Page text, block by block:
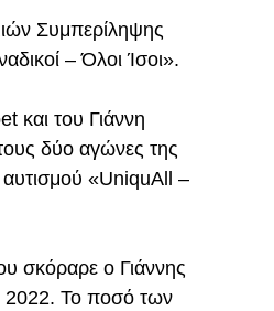
Συμπερίληψης
– Όλοι Ίσοι».
και του Γιάννη
δύο αγώνες της
αυτισμού «UniquAll –
σκόραρε ο Γιάννης
2022. Το ποσό των